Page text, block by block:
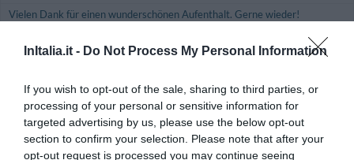
InItalia.it - Do Not Process My Personal Information
If you wish to opt-out of the sale, sharing to third parties, or
processing of your personal or sensitive information for
targeted advertising by us, please use the below opt-out
section to confirm your selection. Please note that after your
opt-out request is processed you may continue seeing
Vielen Dank für einen wunderschönen Aufenthalt. Gerne wieder!
Italia
Dicembre 2011
Viaggiatore Singolo Business
BUONO
7.6/10